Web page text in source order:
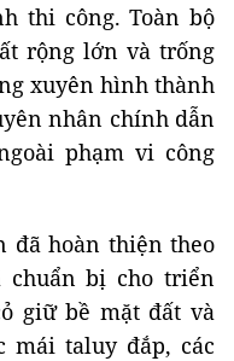
thi công. Toàn bộ
rộng lớn và trống
xuyên hình thành
nhân chính dẫn
phạm vi công
đã hoàn thiện theo
bị cho triển
giữ bề mặt đất và
mái taluy đắp, các